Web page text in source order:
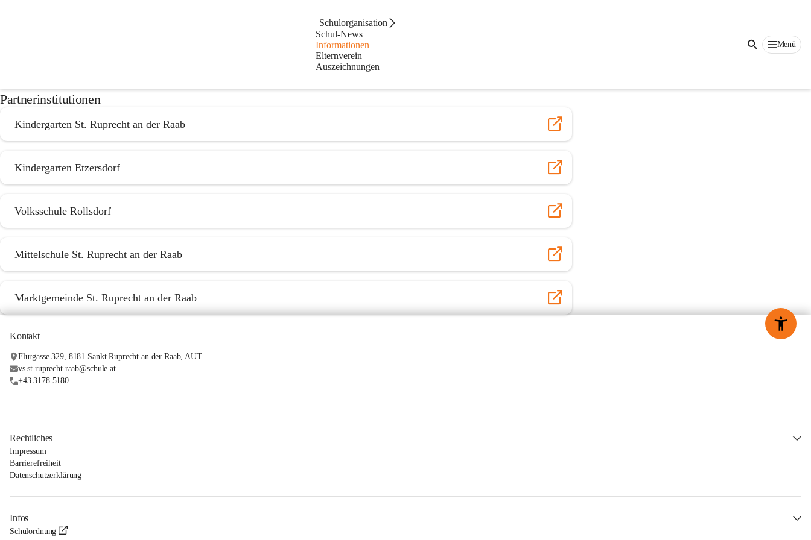
Schulorganisation
Schul-News
Informationen
Elternverein
Auszeichnungen
Menü
Partnerinstitutionen
Kindergarten St. Ruprecht an der Raab
Kindergarten Etzersdorf
Volksschule Rollsdorf
Mittelschule St. Ruprecht an der Raab
Marktgemeinde St. Ruprecht an der Raab
Kontakt
Flurgasse 329, 8181 Sankt Ruprecht an der Raab, AUT
vs.st.ruprecht.raab@schule.at
+43 3178 5180
Rechtliches
Impressum
Barrierefreiheit
Datenschutzerklärung
Infos
Schulordnung